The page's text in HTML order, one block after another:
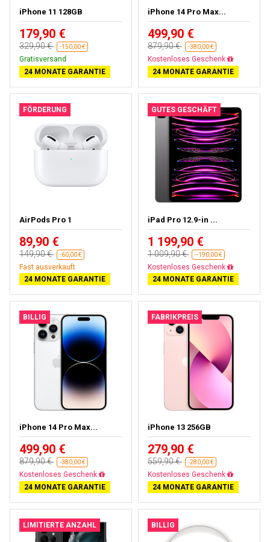
iPhone 11 128GB
179,90 €
329,90 € -150,00 €
Gratisversand
24 MONATE GARANTIE
iPhone 14 Pro Max...
499,90 €
879,90 € -380,00 €
Kostenloses Geschenk
24 MONATE GARANTIE
FÖRDERUNG
AirPods Pro 1
89,90 €
149,90 € -60,00 €
Fast ausverkauft
24 MONATE GARANTIE
GUTES GESCHÄFT
iPad Pro 12.9-in ...
1 199,90 €
1 009,90 € --190,00 €
Kostenloses Geschenk
24 MONATE GARANTIE
BILLIG
iPhone 14 Pro Max...
499,90 €
879,90 € -380,00 €
Kostenloses Geschenk
24 MONATE GARANTIE
FABRIKPREIS
iPhone 13 256GB
279,90 €
559,90 € -280,00 €
Kostenloses Geschenk
24 MONATE GARANTIE
LIMITIERTE ANZAHL BILLIG